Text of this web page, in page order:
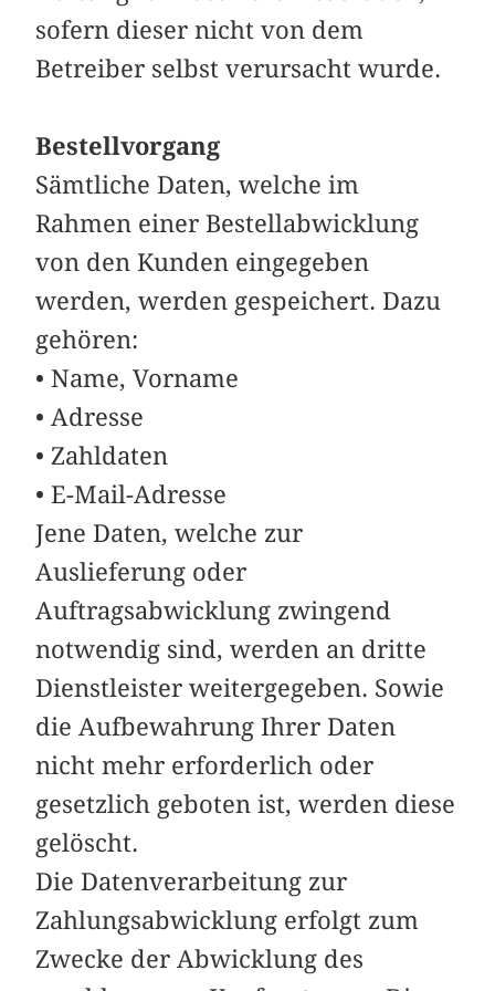
sofern dieser nicht von dem
Betreiber selbst verursacht wurde.
Bestellvorgang
Sämtliche Daten, welche im
Rahmen einer Bestellabwicklung
von den Kunden eingegeben
werden, werden gespeichert. Dazu
gehören:
• Name, Vorname
• Adresse
• Zahldaten
• E-Mail-Adresse
Jene Daten, welche zur
Auslieferung oder
Auftragsabwicklung zwingend
notwendig sind, werden an dritte
Dienstleister weitergegeben. Sowie
die Aufbewahrung Ihrer Daten
nicht mehr erforderlich oder
gesetzlich geboten ist, werden diese
gelöscht.
Die Datenverarbeitung zur
Zahlungsabwicklung erfolgt zum
Zwecke der Abwicklung des